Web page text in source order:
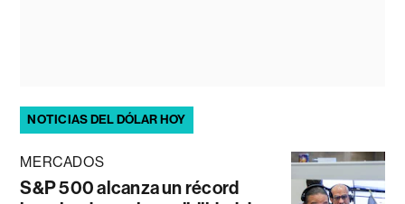
NOTICIAS DEL DÓLAR HOY
MERCADOS
S&P 500 alcanza un récord